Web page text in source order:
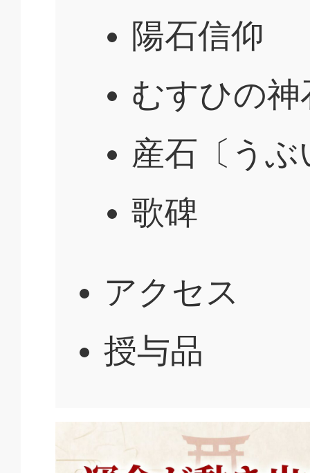
陽石信仰
むすひの
産石〔う
歌碑
アクセス
授与品